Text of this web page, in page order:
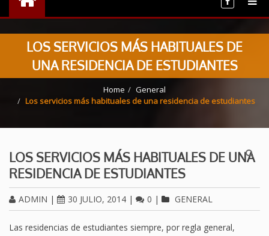
LOS SERVICIOS MÁS HABITUALES DE
UNA RESIDENCIA DE ESTUDIANTES
Home
General
Los servicios más habituales de una residencia de estudiantes
LOS SERVICIOS MÁS HABITUALES DE UNA
RESIDENCIA DE ESTUDIANTES
ADMIN | 30 JULIO, 2014 | 0 | GENERAL
Las residencias de estudiantes siempre, por regla general,